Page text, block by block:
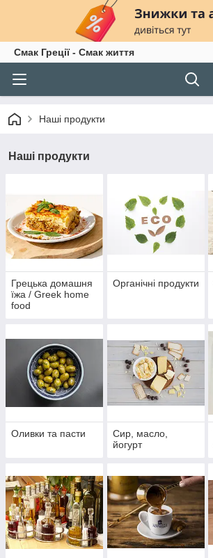
Смак Греції - Смак життя
Наші продукти
Наші продукти
Грецька домашня
їжа / Greek home
food
Органічні продукти
Оливки та пасти
Сир, масло,
йогурт